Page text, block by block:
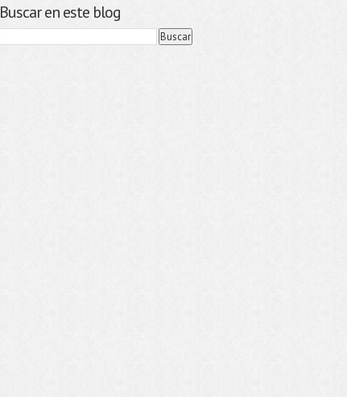
Buscar en este blog